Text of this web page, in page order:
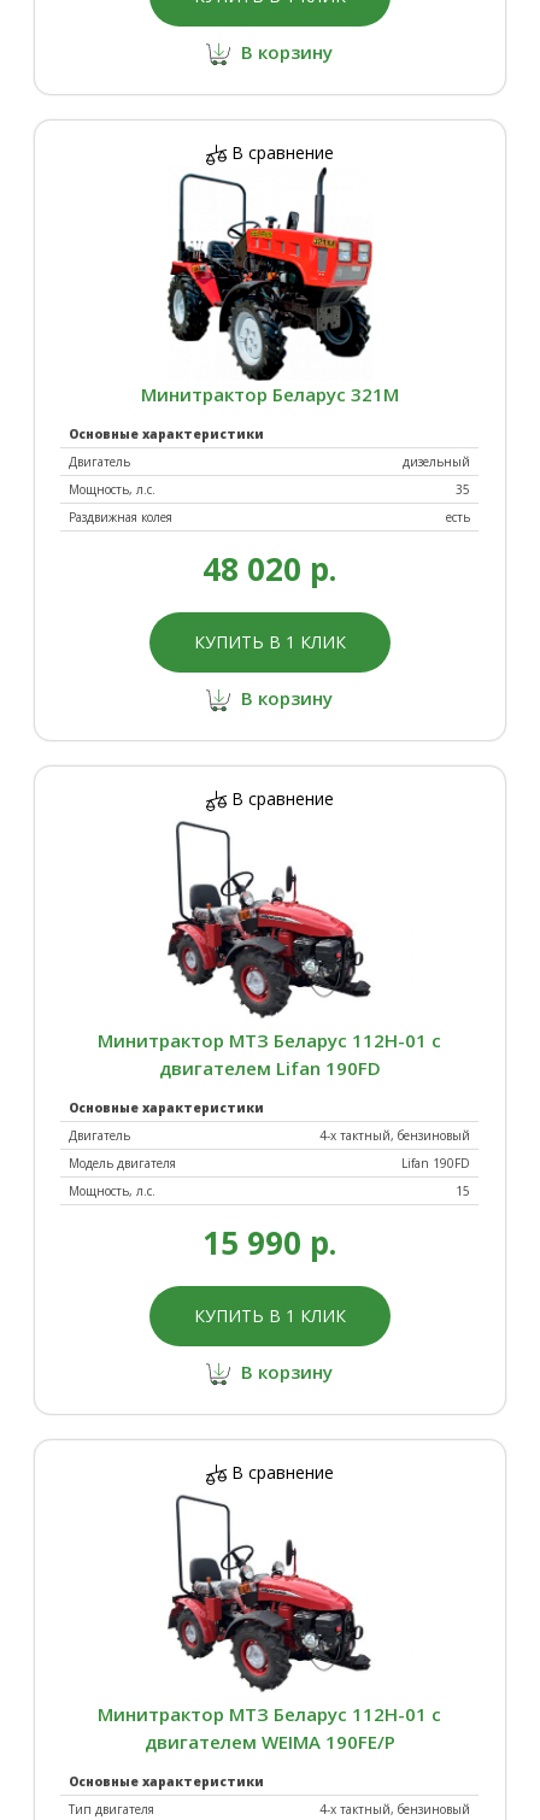
В корзину
В сравнение
Минитрактор Беларус 321М
Основные характеристики
Двигатель
дизельный
Мощность, л.с.
35
Раздвижная колея
есть
48 020 р.
КУПИТЬ В 1 КЛИК
В корзину
В сравнение
Минитрактор МТЗ Беларус 112Н-01 с
двигателем Lifan 190FD
Основные характеристики
Двигатель
4-х тактный, бензиновый
Модель двигателя
Lifan 190FD
Мощность, л.с.
15
15 990 р.
КУПИТЬ В 1 КЛИК
В корзину
В сравнение
Минитрактор МТЗ Беларус 112Н-01 с
двигателем WEIMA 190FE/P
Основные характеристики
Тип двигателя
4-х тактный, бензиновый